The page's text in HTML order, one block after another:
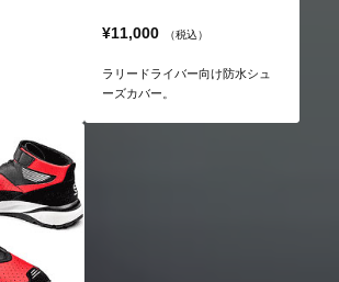
¥11,000 （税込）
ラリードライバー向け防水シュ
ーズカバー。